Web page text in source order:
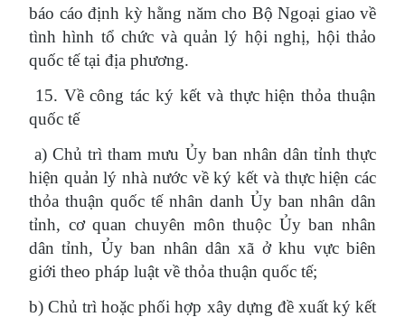
báo cáo định kỳ hằng năm cho Bộ Ngoại giao về
tình hình tổ chức và quản lý hội nghị, hội thảo
quốc tế tại địa phương.
15. Về công tác ký kết và thực hiện thỏa thuận
quốc tế
a) Chủ trì tham mưu Ủy ban nhân dân tỉnh thực
hiện quản lý nhà nước về ký kết và thực hiện các
thỏa thuận quốc tế nhân danh Ủy ban nhân dân
tỉnh, cơ quan chuyên môn thuộc Ủy ban nhân
dân tỉnh, Ủy ban nhân dân xã ở khu vực biên
giới theo pháp luật về thỏa thuận quốc tế;
b) Chủ trì hoặc phối hợp xây dựng đề xuất ký kết